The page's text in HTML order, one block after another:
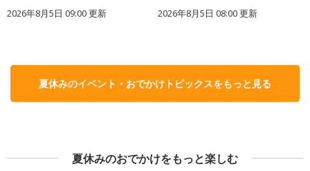
2026年8月5日 09:00更新 2026年8月5日 08:00更新
夏休みのイベント・おでかけトピックスをもっと見る
夏休みのおでかけをもっと楽しむ